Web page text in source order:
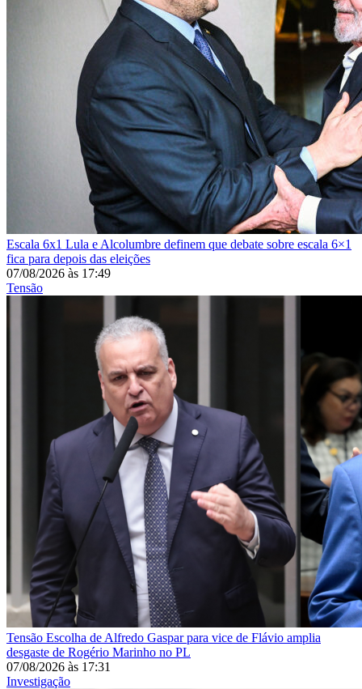
Escala 6x1 Lula e Alcolumbre definem que debate sobre escala 6×1
fica para depois das eleições
07/08/2026 às 17:49
Tensão
Tensão Escolha de Alfredo Gaspar para vice de Flávio amplia
desgaste de Rogério Marinho no PL
07/08/2026 às 17:31
Investigação